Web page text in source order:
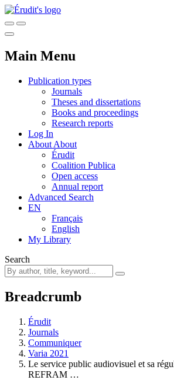
Main Menu
Publication types
Journals
Theses and dissertations
Books and proceedings
Research reports
Log In
About About
Érudit
Coalition Publica
Open access
Annual report
Advanced Search
EN
Français
English
My Library
Search
Breadcrumb
Érudit
Journals
Communiquer
Varia 2021
Le service public audiovisuel et sa
REFRAM …